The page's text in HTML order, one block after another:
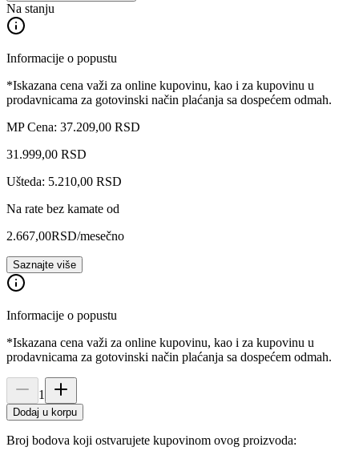
Na stanju
Informacije o popustu
*Iskazana cena važi za online kupovinu, kao i za kupovinu u
prodavnicama za gotovinski način plaćanja sa dospećem odmah.
MP Cena: 37.209,00 RSD
31.999,00 RSD
Ušteda: 5.210,00 RSD
Na rate bez kamate od
2.667,00RSD/mesečno
Saznajte više
Informacije o popustu
*Iskazana cena važi za online kupovinu, kao i za kupovinu u
prodavnicama za gotovinski način plaćanja sa dospećem odmah.
1
Dodaj u korpu
Broj bodova koji ostvarujete kupovinom ovog proizvoda: